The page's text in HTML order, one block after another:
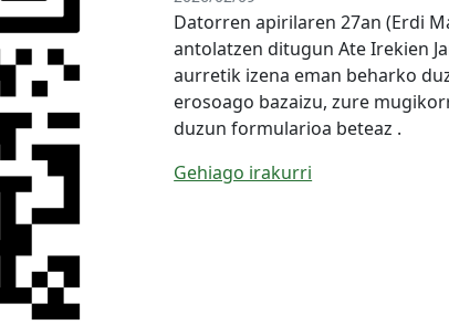
Datorren apirilaren 27an (Erdi
antolatzen ditugun Ate Irekien
aurretik izena eman beharko
erosoago bazaizu, zure
duzun formularioa beteaz .
Gehiago irakurri